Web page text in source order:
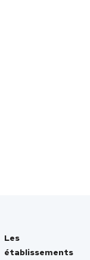
Les
établissements